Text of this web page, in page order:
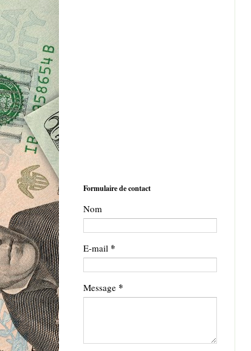
Formulaire de contact
Nom
E-mail *
Message *